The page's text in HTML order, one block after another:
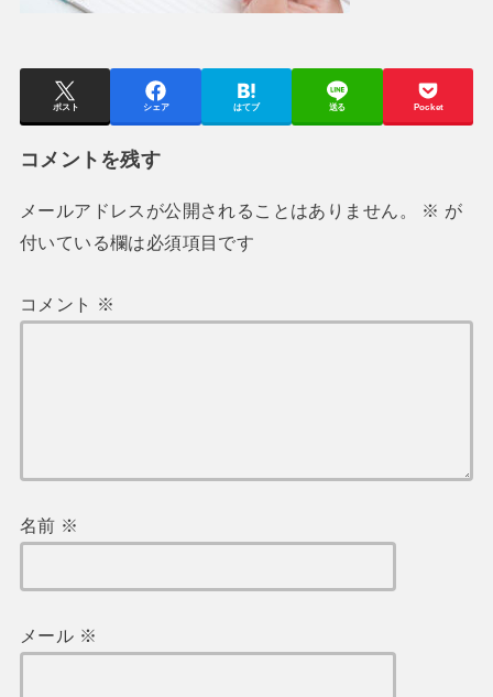
ポスト シェア はてブ 送る Pocket
コメントを残す
メールアドレスが公開されることはありません。 ※ が
付いている欄は必須項目です
コメント ※
名前 ※
メール ※